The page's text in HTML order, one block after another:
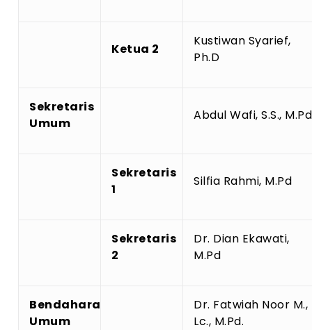
Ketua 2
Kustiwan Syarief,
Ph.D
Sekretaris
Umum
Abdul Wafi, S.S., M.Pd
Sekretaris
1
Silfia Rahmi, M.Pd
Sekretaris
2
Dr. Dian Ekawati,
M.Pd
Bendahara
Umum
Dr. Fatwiah Noor M.,
Lc., M.Pd.